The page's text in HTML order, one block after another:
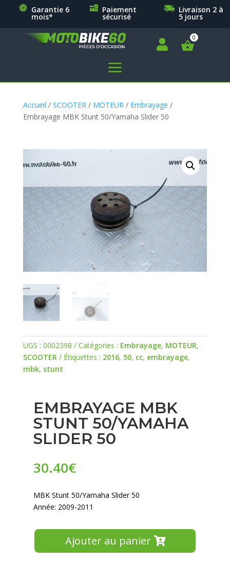
Garantie 6
mois*
Paiement
sécurisé
Livraison 2 à
5 jours

a
Accueil / SCOOTER / MOTEUR / Embrayage /
Embrayage MBK Stunt 50/Yamaha Slider 50
UGS : 0002398 Catégories : Embrayage, MOTEUR,
SCOOTER
Étiquettes : 2016, 50, cc, embrayage,
mbk, stunt
EMBRAYAGE MBK
STUNT 50/YAMAHA
SLIDER 50
30.40€
MBK Stunt 50/Yamaha Slider 50
Année: 2009-2011
Ajouter au panier